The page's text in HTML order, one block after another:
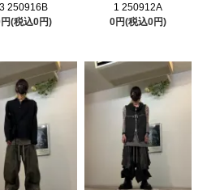
3 250916B
(税込0円)
1 250912A
0円(税込0円)